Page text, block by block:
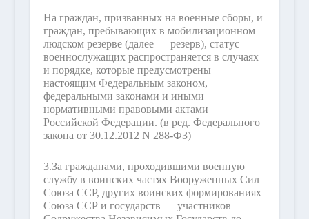
На граждан, призванных на военные сборы, и
граждан, пребывающих в мобилизационном
людском резерве (далее — резерв), статус
военнослужащих распространяется в случаях
и порядке, которые предусмотрены
настоящим Федеральным законом,
федеральными законами и иными
нормативными правовыми актами
Российской Федерации. (в ред. Федерального
закона от 30.12.2012 N 288-ФЗ)
3.За гражданами, проходившими военную
службу в воинских частях Вооруженных Сил
Союза ССР, других воинских формированиях
Союза ССР и государств — участников